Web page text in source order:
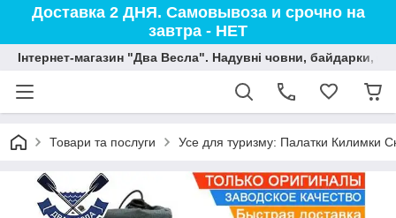
Доставка 2 ДНЯ. Самовывоза и срочно на
завтра - НЕТ
Інтернет-магазин "Два Весла". Надувні човни, байдарки,
Товари та послуги Усе для туризму: Палатки Килимки